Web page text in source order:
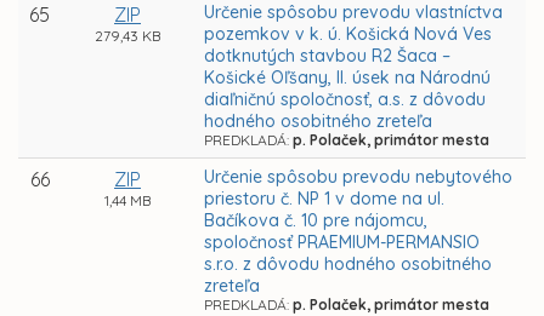
65 ZIP
279,43 KB
Určenie spôsobu prevodu vlastníctva
pozemkov v k. ú. Košická Nová Ves
dotknutých stavbou R2 Šaca –
Košické Oľšany, II. úsek na Národnú
diaľničnú spoločnosť, a.s. z dôvodu
hodného osobitného zreteľa
PREDKLADÁ: p. Polaček, primátor mesta
66 ZIP
1,44 MB
Určenie spôsobu prevodu nebytového
priestoru č. NP 1 v dome na ul.
Bačíkova č. 10 pre nájomcu,
spoločnosť PRAEMIUM-PERMANSIO
s.r.o. z dôvodu hodného osobitného
zreteľa
PREDKLADÁ: p. Polaček, primátor mesta